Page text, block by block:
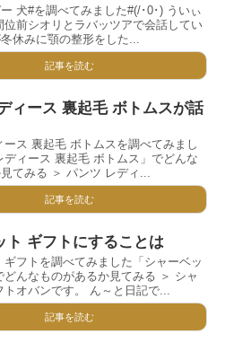
犬#を調べてみました#(/･0･) ういぃ
位前シオリとラバッツアで会話してい
休みに顎の整形をした...
記事を読む
ィース 裏起毛 ボトムスが話
ース 裏起毛 ボトムスを調べてみまし
ディース 裏起毛 ボトムス」でどんな
てみる ＞ パンツ レディ...
記事を読む
ト ギフトにすることは
ギフトを調べてみました「シャーベッ
どんなものがあるか見てみる ＞ シャ
オバンです。 ん～と日記で...
記事を読む